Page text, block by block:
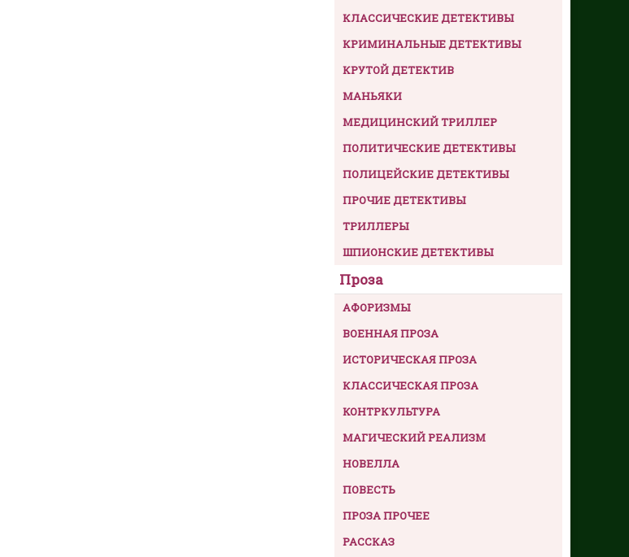
КЛАССИЧЕСКИЕ ДЕТЕКТИВЫ
КРИМИНАЛЬНЫЕ ДЕТЕКТИВЫ
КРУТОЙ ДЕТЕКТИВ
МАНЬЯКИ
МЕДИЦИНСКИЙ ТРИЛЛЕР
ПОЛИТИЧЕСКИЕ ДЕТЕКТИВЫ
ПОЛИЦЕЙСКИЕ ДЕТЕКТИВЫ
ПРОЧИЕ ДЕТЕКТИВЫ
ТРИЛЛЕРЫ
ШПИОНСКИЕ ДЕТЕКТИВЫ
Проза
АФОРИЗМЫ
ВОЕННАЯ ПРОЗА
ИСТОРИЧЕСКАЯ ПРОЗА
КЛАССИЧЕСКАЯ ПРОЗА
КОНТРКУЛЬТУРА
МАГИЧЕСКИЙ РЕАЛИЗМ
НОВЕЛЛА
ПОВЕСТЬ
ПРОЗА ПРОЧЕЕ
РАССКАЗ